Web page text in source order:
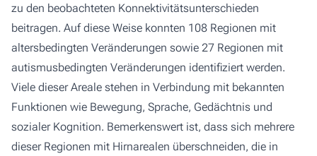
zu den beobachteten Konnektivitätsunterschieden
beitragen. Auf diese Weise konnten 108 Regionen mit
altersbedingten Veränderungen sowie 27 Regionen mit
autismusbedingten Veränderungen identifiziert werden.
Viele dieser Areale stehen in Verbindung mit bekannten
Funktionen wie Bewegung, Sprache, Gedächtnis und
sozialer Kognition. Bemerkenswert ist, dass sich mehrere
dieser Regionen mit Hirnarealen überschneiden, die in